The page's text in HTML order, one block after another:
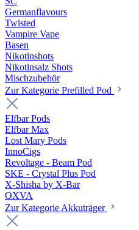
Germanflavours
Twisted
Vampire Vape
Basen
Nikotinshots
Nikotinsalz Shots
Mischzubehör
Zur Kategorie Prefilled Pod
Elfbar Pods
Elfbar Max
Lost Mary Pods
InnoCigs
Revoltage - Beam Pod
SKE - Crystal Plus Pod
X-Shisha by X-Bar
OXVA
Zur Kategorie Akkuträger